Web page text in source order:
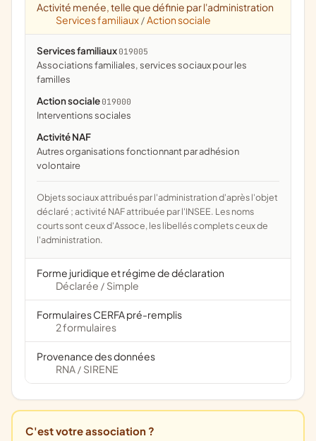
Activité menée, telle que définie par l'administration
Services familiaux / Action sociale
Services familiaux 019005
associations familiales, services sociaux pour les
familles
Action sociale 019000
interventions sociales
Activité NAF
Autres organisations fonctionnant par adhésion
volontaire
Objets sociaux attribués par l'administration d'après l'objet
déclaré ; activité NAF attribuée par l'INSEE. Les noms
courts sont ceux d'Assoce, les libellés complets ceux de
l'administration.
Forme juridique et régime de déclaration
Déclarée / Simple
Formulaires CERFA pré-remplis
2 formulaires
Provenance des données
RNA / SIRENE
C'est votre association ?